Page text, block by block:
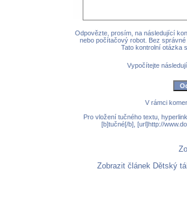
Odpovězte, prosím, na následující
nebo počítačový robot. Bez
Tato kontrolní otázka
Vypočítejte
V rámci
Pro vložení tučného textu,
[b]tučné[/b], [url]http://
Zobrazit článek Dětský